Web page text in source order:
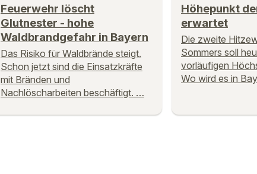
Feuerwehr löscht
Glutnester - hohe
Waldbrandgefahr in Bayern
Das Risiko für Waldbrände steigt.
Schon jetzt sind die Einsatzkräfte
mit Bränden und
Nachlöscharbeiten beschäftigt. …
Höhepunkt
erwartet
Die zweite
Sommers soll
vorläufigen
Wo wird es in